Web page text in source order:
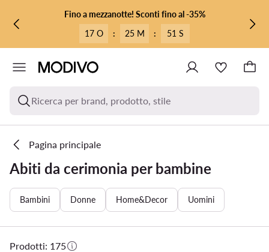
VAI AL CONTENUTO PRINCIPALE
VAI ALLA RICERCAFino a mezzanotte! Sconti fino al -35%
17 O
: 25 M : 49 S
Ricerca per brand, prodotto, stile
Pagina principale
Abiti da cerimonia per bambine
Bambini Donne Home&Decor Uomini
Prodotti: 175